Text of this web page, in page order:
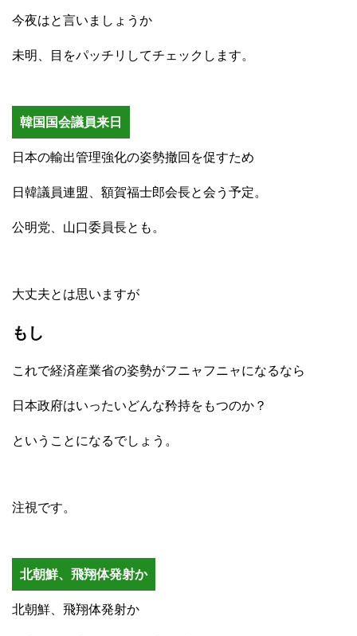
今夜はと言いましょうか
未明、目をパッチリしてチェックします。
韓国国会議員来日
日本の輸出管理強化の姿勢撤回を促すため
日韓議員連盟、額賀福士郎会長と会う予定。
公明党、山口委員長とも。
大丈夫とは思いますが
もし
これで経済産業省の姿勢がフニャフニャになるなら
日本政府はいったいどんな矜持をもつのか？
ということになるでしょう。
注視です。
北朝鮮、飛翔体発射か
北朝鮮、飛翔体発射か